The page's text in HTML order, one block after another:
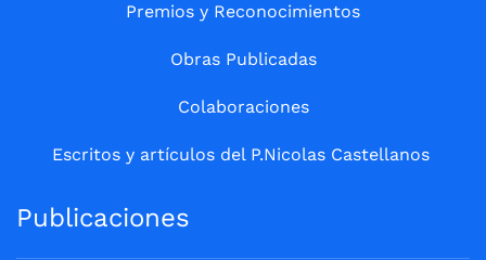
Premios y Reconocimientos
Obras Publicadas
Colaboraciones
Escritos y artículos del P.Nicolas Castellanos
Publicaciones